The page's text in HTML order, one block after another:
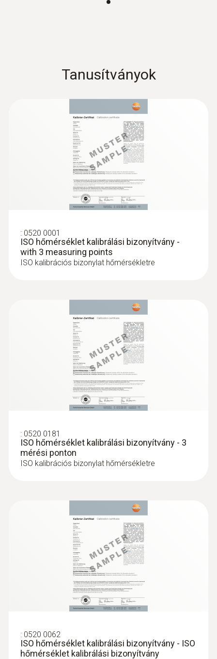
Érzékelőcsúcs átmérő
4 mm
Érzékelőcsúcs hossz
Product colour
Tanusítványok
: 0520 0001
ISO hőmérséklet kalibrálási bizonyítvány -
with 3 measuring points
ISO kalibrációs bizonylat hőmérsékletre
: 0520 0181
ISO hőmérséklet kalibrálási bizonyítvány - 3
mérési ponton
ISO kalibrációs bizonylat hőmérsékletre
: 0520 0062
ISO hőmérséklet kalibrálási bizonyítvány - ISO
hőmérséklet kalibrálási bizonyítvány